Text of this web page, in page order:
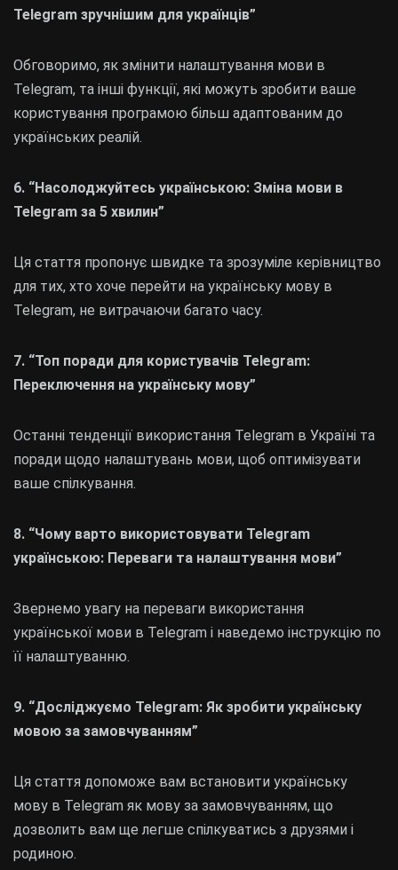
Telegram зручнішим для українців”
Обговоримо, як змінити налаштування мови в
Telegram, та інші функції, які можуть зробити ваше
користування програмою більш адаптованим до
українських реалій.
6. “Насолоджуйтесь українською: Зміна мови в
Telegram за 5 хвилин”
Ця стаття пропонує швидке та зрозуміле керівництво
для тих, хто хоче перейти на українську мову в
Telegram, не витрачаючи багато часу.
7. “Топ поради для користувачів Telegram:
Переключення на українську мову”
Останні тенденції використання Telegram в Україні та
поради щодо налаштувань мови, щоб оптимізувати
ваше спілкування.
8. “Чому варто використовувати Telegram
українською: Переваги та налаштування мови”
Звернемо увагу на переваги використання
української мови в Telegram і наведемо інструкцію по
її налаштуванню.
9. “Досліджуємо Telegram: Як зробити українську
мовою за замовчуванням”
Ця стаття допоможе вам встановити українську
мову в Telegram як мову за замовчуванням, що
дозволить вам ще легше спілкуватись з друзями і
родиною.